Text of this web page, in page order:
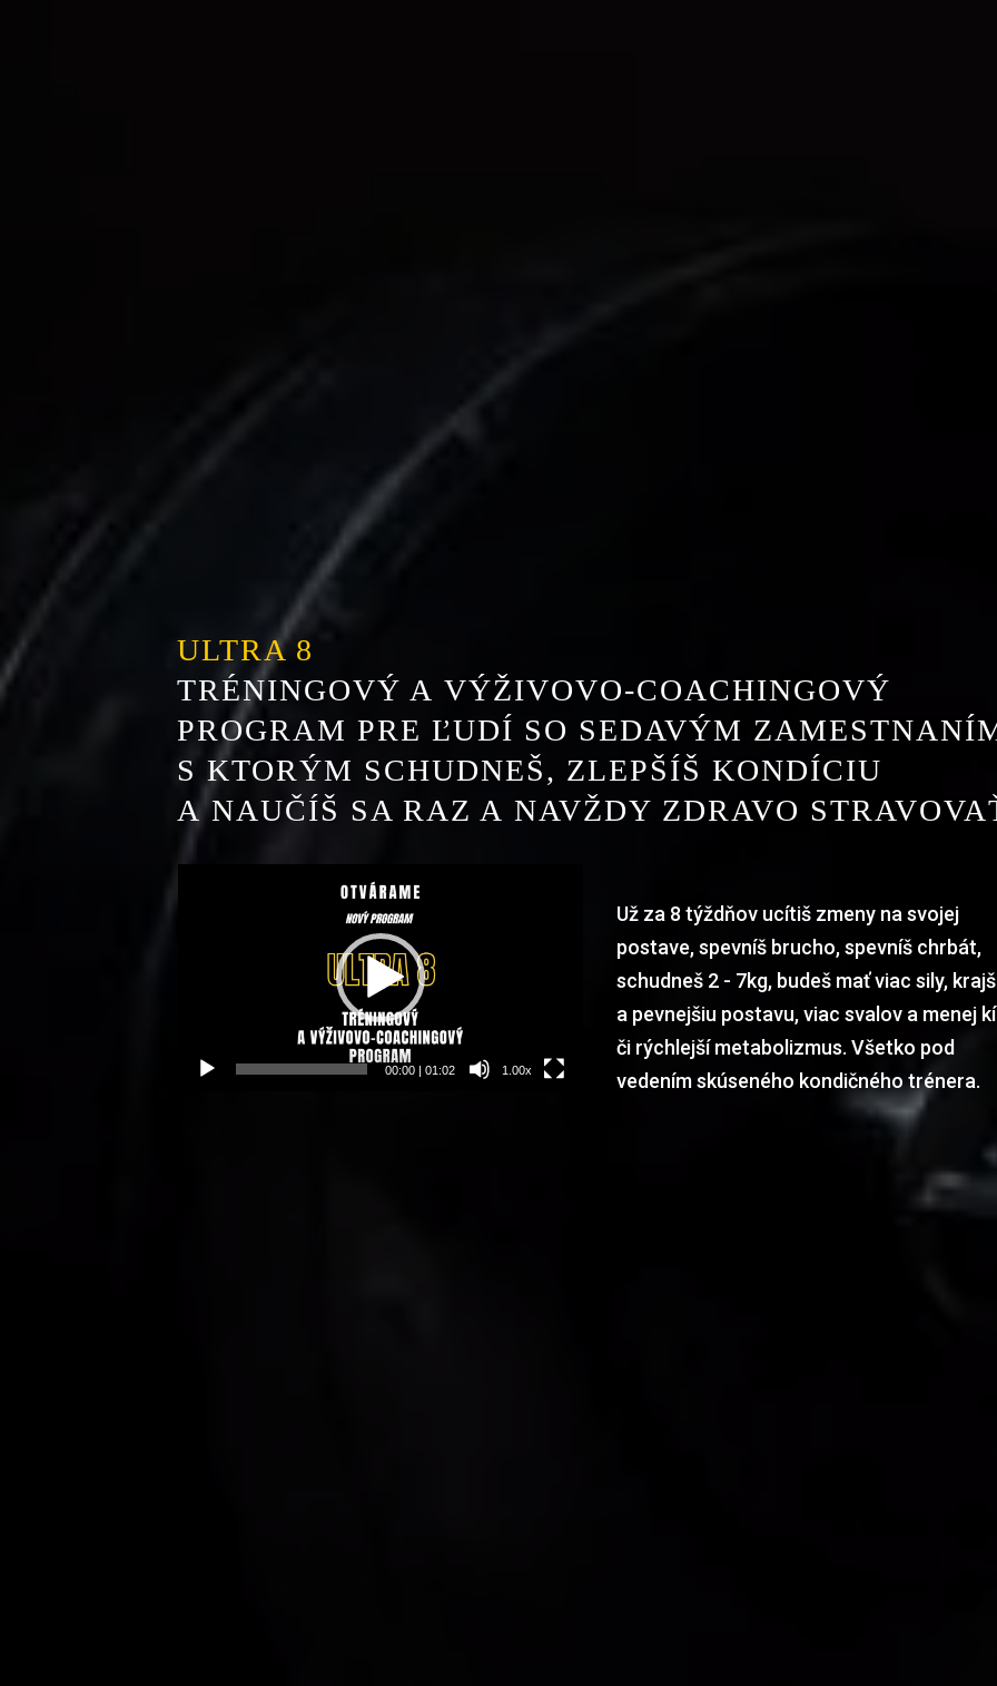
ULTRA 8
TRÉNINGOVÝ A VÝŽIVOVO-COACHINGOVÝ
PROGRAM PRE ĽUDÍ SO SEDAVÝM
S KTORÝM SCHUDNEŠ, ZLEPŠÍŠ KONDÍCIU
A NAUČÍŠ SA RAZ A NAVŽDY ZDRAVO
00:00| 01:02 1.00x
Už za 8 týždňov ucítiš zmeny na svojej
postave, spevníš brucho, spevníš chrbát,
schudneš 2 - 7kg, budeš mať viac sily,
a pevnejšiu postavu, viac svalov a menej
či rýchlejší metabolizmus. Všetko pod
vedením skúseného kondičného trénera.